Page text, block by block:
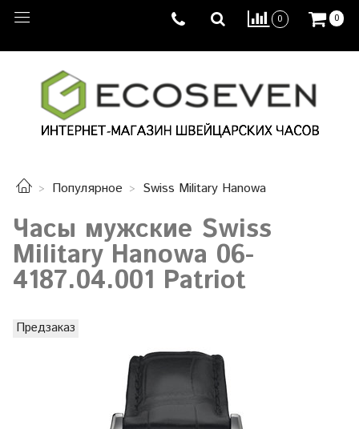
0 0
Популярное Swiss Military Hanowa
Часы мужские Swiss
Military Hanowa 06-
4187.04.001 Patriot
Предзаказ